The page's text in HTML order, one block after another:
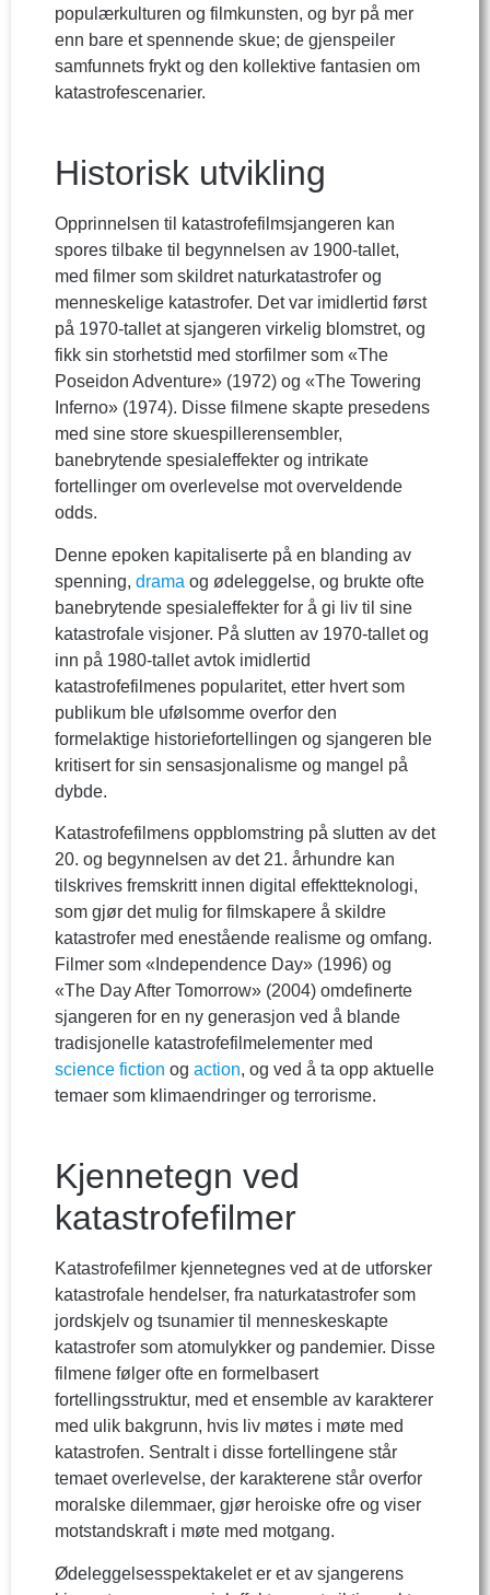
populærkulturen og filmkunsten, og byr på mer
enn bare et spennende skue; de gjenspeiler
samfunnets frykt og den kollektive fantasien om
katastrofescenarier.
Historisk utvikling
Opprinnelsen til katastrofefilmsjangeren kan
spores tilbake til begynnelsen av 1900-tallet,
med filmer som skildret naturkatastrofer og
menneskelige katastrofer. Det var imidlertid først
på 1970-tallet at sjangeren virkelig blomstret, og
fikk sin storhetstid med storfilmer som «The
Poseidon Adventure» (1972) og «The Towering
Inferno» (1974). Disse filmene skapte presedens
med sine store skuespillerensembler,
banebrytende spesialeffekter og intrikate
fortellinger om overlevelse mot overveldende
odds.
Denne epoken kapitaliserte på en blanding av
spenning, drama og ødeleggelse, og brukte ofte
banebrytende spesialeffekter for å gi liv til sine
katastrofale visjoner. På slutten av 1970-tallet og
inn på 1980-tallet avtok imidlertid
katastrofefilmenes popularitet, etter hvert som
publikum ble ufølsomme overfor den
formelaktige historiefortellingen og sjangeren ble
kritisert for sin sensasjonalisme og mangel på
dybde.
Katastrofefilmens oppblomstring på slutten av det
20. og begynnelsen av det 21. århundre kan
tilskrives fremskritt innen digital effektteknologi,
som gjør det mulig for filmskapere å skildre
katastrofer med enestående realisme og omfang.
Filmer som «Independence Day» (1996) og
«The Day After Tomorrow» (2004) omdefinerte
sjangeren for en ny generasjon ved å blande
tradisjonelle katastrofefilmelementer med
science fiction og action, og ved å ta opp aktuelle
temaer som klimaendringer og terrorisme.
Kjennetegn ved
katastrofefilmer
Katastrofefilmer kjennetegnes ved at de utforsker
katastrofale hendelser, fra naturkatastrofer som
jordskjelv og tsunamier til menneskeskapte
katastrofer som atomulykker og pandemier. Disse
filmene følger ofte en formelbasert
fortellingsstruktur, med et ensemble av karakterer
med ulik bakgrunn, hvis liv møtes i møte med
katastrofen. Sentralt i disse fortellingene står
temaet overlevelse, der karakterene står overfor
moralske dilemmaer, gjør heroiske ofre og viser
motstandskraft i møte med motgang.
Ødeleggelsesspektakelet er et av sjangerens